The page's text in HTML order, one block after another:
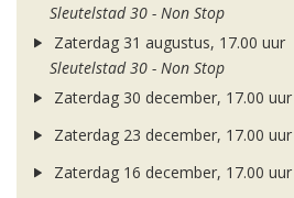
Sleutelstad 30 - Non Stop
Zaterdag 31 augustus, 17.00 uur
Sleutelstad 30 - Non Stop
Zaterdag 30 december, 17.00 uur
Zaterdag 23 december, 17.00 uur
Zaterdag 16 december, 17.00 uur